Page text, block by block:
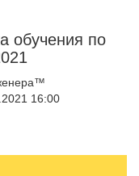
обучения по
16:00